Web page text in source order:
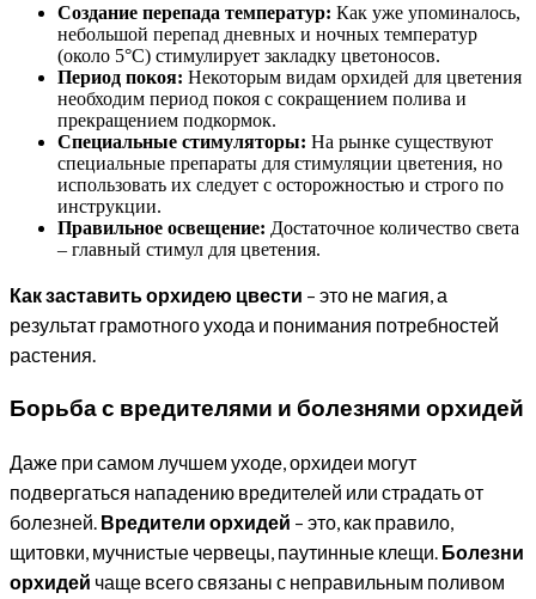
Создание перепада температур: Как уже упоминалось,
небольшой перепад дневных и ночных температур
(около 5°C) стимулирует закладку цветоносов.
Период покоя: Некоторым видам орхидей для цветения
необходим период покоя с сокращением полива и
прекращением подкормок.
Специальные стимуляторы: На рынке существуют
специальные препараты для стимуляции цветения, но
использовать их следует с осторожностью и строго по
инструкции.
Правильное освещение: Достаточное количество света
– главный стимул для цветения.
Как заставить орхидею цвести – это не магия, а
результат грамотного ухода и понимания потребностей
растения.
Борьба с вредителями и болезнями орхидей
Даже при самом лучшем уходе, орхидеи могут
подвергаться нападению вредителей или страдать от
болезней. Вредители орхидей – это, как правило,
щитовки, мучнистые червецы, паутинные клещи. Болезни
орхидей чаще всего связаны с неправильным поливом